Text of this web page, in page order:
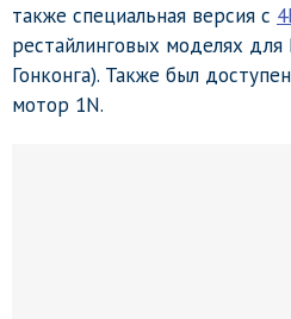
также специальная версия с
рестайлинговых моделях
Гонконга). Также был
мотор 1N.